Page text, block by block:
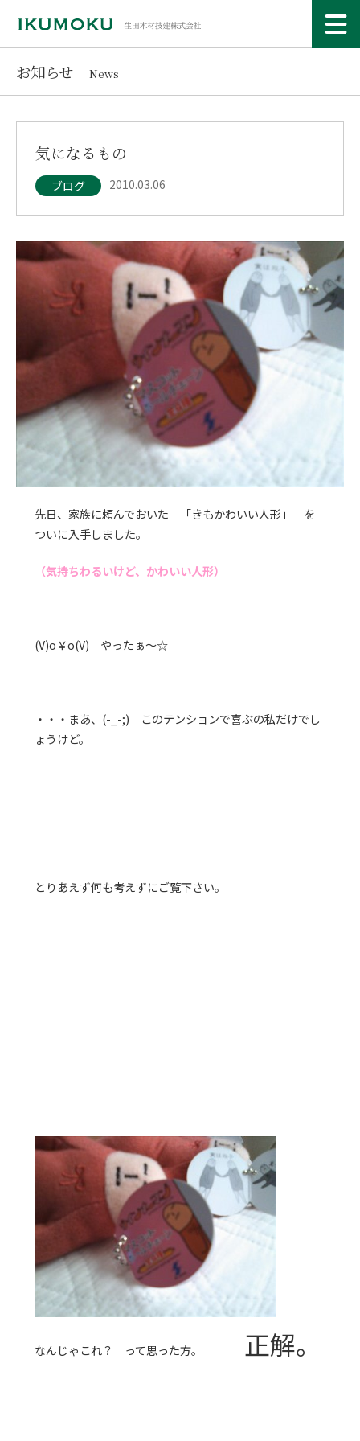
お知らせ News
気になるもの
ブログ 2010.03.06
先日、家族に頼んでおいた 「きもかわいい人形」 を
ついに入手しました。
（気持ちわるいけど、かわいい人形）
(V)o￥o(V) やったぁ～☆
・・・まあ、(-_-;) このテンションで喜ぶの私だけでし
ょうけど。
とりあえず何も考えずにご覧下さい。
なんじゃこれ？ って思った方。 正解。